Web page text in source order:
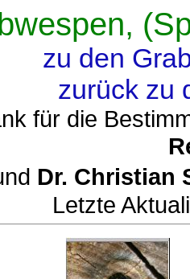
zu den
zurück zu
für die
Dr. Christian
Letzte